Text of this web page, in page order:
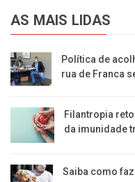
AS MAIS LIDAS
Política de
rua de Franca
Filantropia
da imunidade
Saiba como